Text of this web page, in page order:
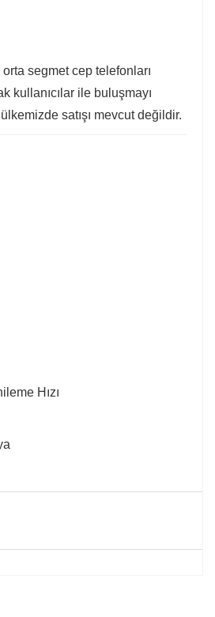
segmet cep telefonları
kullanıcılar ile buluşmayı
satışı mevcut değildir.
Hızı